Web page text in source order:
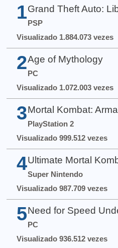
1 Grand Theft Auto:
PSP
Visualizado 1.884.073 vezes
2 Age of Mythology
PC
Visualizado 1.072.003 vezes
3 Mortal Kombat:
PlayStation 2
Visualizado 999.512 vezes
4 Ultimate Mortal
Super Nintendo
Visualizado 987.709 vezes
5 Need for Speed
PC
Visualizado 936.512 vezes